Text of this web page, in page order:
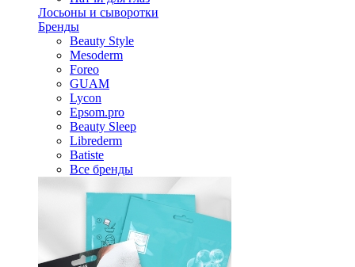
Лосьоны и сыворотки
Бренды
Beauty Style
Mesoderm
Foreo
GUAM
Lycon
Epsom.pro
Beauty Sleep
Librederm
Batiste
Все бренды